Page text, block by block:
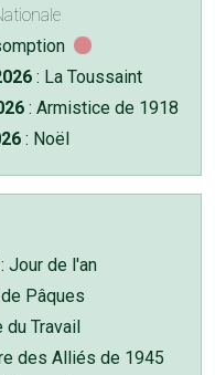
: La Toussaint
: Armistice de 1918
: Noël
: Jour de l'an
Pâques
du Travail
des Alliés de 1945